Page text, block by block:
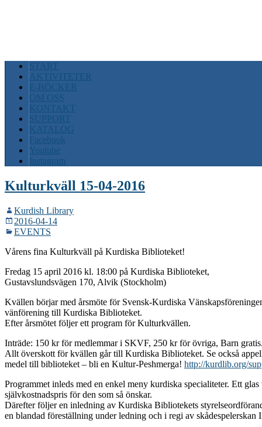
START
AKTIVITETER
E-BÖCKER
OM OSS
KONTAKT
SUPPORT
KATALOG
Facebook
Youtube
Instagram
Kulturkväll 15-04-2016
Kurdish Library
2016-04-14
EVENTS
Vårens fina Kulturkväll på Kurdiska Biblioteket!
Fredag 15 april 2016 kl. 18:00 på Kurdiska Biblioteket,
Gustavslundsvägen 170, Alvik (Stockholm)
Kvällen börjar med årsmöte för Svensk-Kurdiska
vänförening till Kurdiska Biblioteket.
Efter årsmötet följer ett program för Kulturkvällen.
Inträde: 150 kr för medlemmar i SKVF, 250 kr för övriga, Barn
Allt överskott för kvällen går till Kurdiska Biblioteket. Se också
medel till biblioteket – bli en Kultur-Peshmerga! http://kurdlib.org/
Programmet inleds med en enkel meny kurdiska specialiteter. Ett
självkostnadspris för den som så önskar.
Därefter följer en inledning av Kurdiska Bibliotekets
en blandad föreställning under ledning och i regi av skådespelerskan